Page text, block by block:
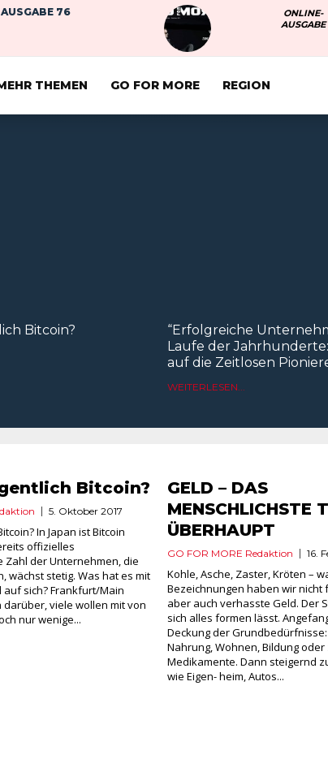
76
ONLINE-
AUSGABE
THEMEN GO FOR MORE REGION
Bitcoin?
“Erfolgreiche
Laufe der
auf die Zeitlosen
WEITERLESEN...
Bitcoin?
5. Oktober 2017
In Japan ist Bitcoin
offizielles
Zahl der Unternehmen, die
wächst stetig. Was hat es mit
auf sich? Frankfurt/Main
darüber, viele wollen mit von
nur wenige...
GELD – DAS
MENSCHLICHSTE
ÜBERHAUPT
GO FOR MORE Redaktion 16.
Kohle, Asche, Zaster, Kröten –
Bezeichnungen haben wir nicht
aber auch verhasste Geld. Der
sich alles formen lässt.
Deckung der
Nahrung, Wohnen, Bildung oder
Medikamente. Dann steigernd
wie Eigen- heim, Autos...